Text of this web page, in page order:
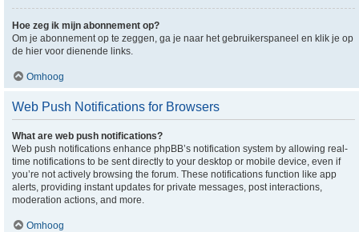
Hoe zeg ik mijn abonnement op?
Om je abonnement op te zeggen, ga je naar het gebruikerspaneel en klik je op
de hier voor dienende links.
Omhoog
Web Push Notifications for Browsers
What are web push notifications?
Web push notifications enhance phpBB’s notification system by allowing real-
time notifications to be sent directly to your desktop or mobile device, even if
you’re not actively browsing the forum. These notifications function like app
alerts, providing instant updates for private messages, post interactions,
moderation actions, and more.
Omhoog